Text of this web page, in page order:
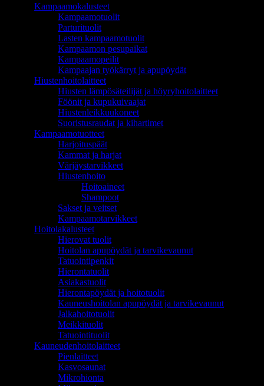
Kampaamokalusteet
Kampaamotuolit
Parturituolit
Lasten kampaamotuolit
Kampaamon pesupaikat
Kampaamopeilit
Kampaajan työkärryt ja apupöydät
Hiustenhoitolaitteet
Hiusten lämpösäteilijät ja höyryhoitolaitteet
Föönit ja kupukuivaajat
Hiustenleikkuukoneet
Suoristusraudat ja kihartimet
Kampaamotuotteet
Harjoituspäät
Kammat ja harjat
Värjäystarvikkeet
Hiustenhoito
Hoitoaineet
Shampoot
Sakset ja veitset
Kampaamotarvikkeet
Hoitolakalusteet
Hierovat tuolit
Hoitolan apupöydät ja tarvikevaunut
Tatuointipenkit
Hierontatuolit
Asiakastuolit
Hierontapöydät ja hoitotuolit
Kauneushoitolan apupöydät ja tarvikevaunut
Jalkahoitotuolit
Meikkituolit
Tatuointituolit
Kauneudenhoitolaitteet
Pienlaitteet
Kasvosaunat
Mikrohionta